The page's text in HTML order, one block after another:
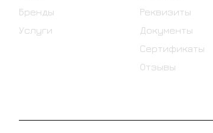
Бренды
Услуги
Реквизиты
Документы
Сертификаты
Отзывы